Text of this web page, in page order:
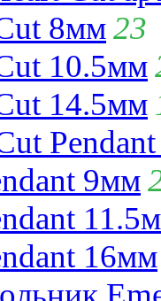
8мм23
10.5мм
14.5мм
9мм
16мм